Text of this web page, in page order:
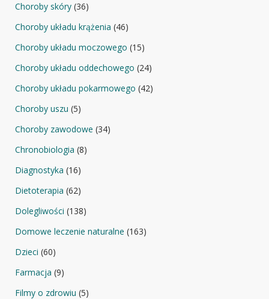
Choroby skóry (36)
Choroby układu krążenia (46)
Choroby układu moczowego (15)
Choroby układu oddechowego (24)
Choroby układu pokarmowego (42)
Choroby uszu (5)
Choroby zawodowe (34)
Chronobiologia (8)
Diagnostyka (16)
Dietoterapia (62)
Dolegliwości (138)
Domowe leczenie naturalne (163)
Dzieci (60)
Farmacja (9)
Filmy o zdrowiu (5)